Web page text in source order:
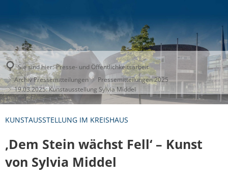
Sie sind hier: Presse- und Öffentlichkeitsarbeit
Archiv Pressemitteilungen
Pressemitteilungen 2025
19.03.2025: Kunstausstellung Sylvia Middel
KUNSTAUSSTELLUNG IM KREISHAUS
‚Dem Stein wächst Fell‘ – Kunst
von Sylvia Middel